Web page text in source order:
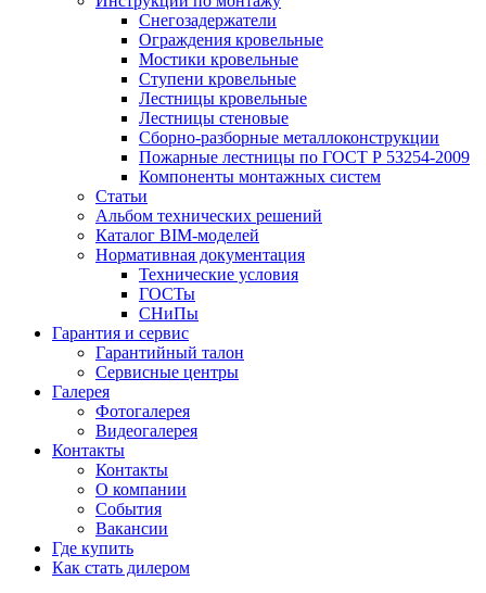
Снегозадержатели
Ограждения кровельные
Мостики кровельные
Ступени кровельные
Лестницы кровельные
Лестницы стеновые
Сборно-разборные металлоконструкции
Пожарные лестницы по ГОСТ Р 53254-2009
Компоненты монтажных систем
Статьи
Альбом технических решений
Каталог BIM-моделей
Нормативная документация
Технические условия
ГОСТы
СНиПы
Гарантия и сервис
Гарантийный талон
Сервисные центры
Галерея
Фотогалерея
Видеогалерея
Контакты
Контакты
О компании
События
Вакансии
Где купить
Как стать дилером